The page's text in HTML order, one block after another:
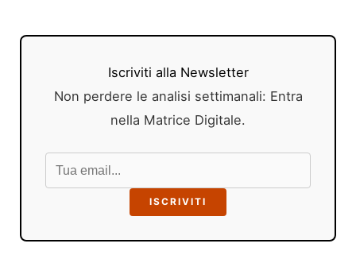
Iscriviti alla Newsletter
Non perdere le analisi settimanali: Entra
nella Matrice Digitale.
ISCRIVITI